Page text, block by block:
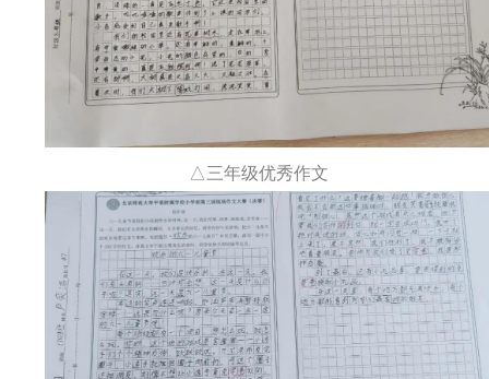
△三年级优秀作文